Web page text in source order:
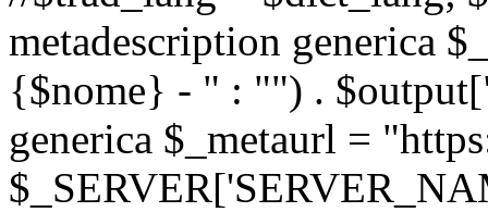
metadescription generica
{$nome} - " : "") .
generica $_metaurl =